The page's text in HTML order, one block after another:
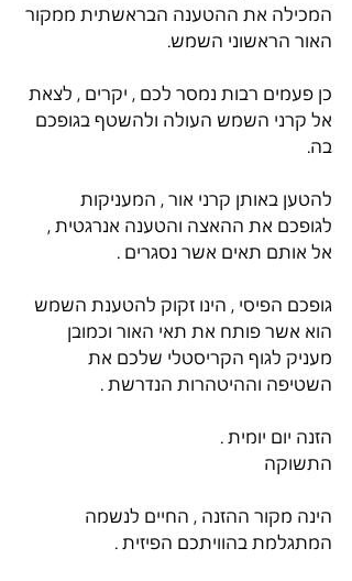
המכילה את ההטענה הבראשתית ממקור
האור הראשוני השמש.
כן פעמים רבות נמסר לכם , יקרים , לצאת
אל קרני השמש העולה ולהשטף בגופכם
בה.
להטען באותן קרני אור , המעניקות
לגופכם את ההאצה והטענה אנרגטית ,
אל אותם תאים אשר נסגרים .
גופכם הפיסי , הינו זקוק להטענת השמש
הוא אשר פותח את תאי האור וכמובן
מעניק לגוף הקריסטלי שלכם את
השטיפה וההיטהרות הנדרשת .
הזנה יום יומית .
התשוקה
הינה מקור ההזנה , החיים לנשמה
המתגלמת בהוויתכם הפיזית .